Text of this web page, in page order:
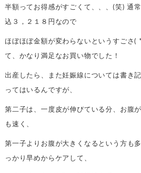
半額ってお得感がすごくて、、、(笑) 通
込３，２１８円なので
ほぼほぼ金額が変わらないというすごさ(
て、かなり満足なお買い物でした！
出産したら、また妊娠線については書き
ってはいるんですが、
第二子は、一度皮が伸びている分、お腹
も速く、
第一子よりお腹が大きくなるという方も
っかり早めからケアして、